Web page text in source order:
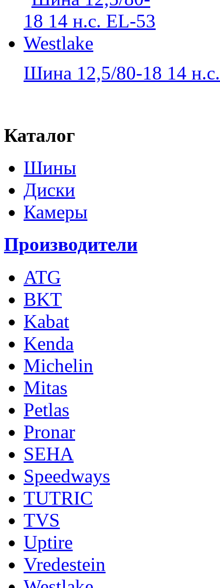
Шина 12,5/80-18 14
Каталог
Шины
Диски
Камеры
Производители
ATG
BKT
Kabat
Kenda
Michelin
Mitas
Petlas
Pronar
SEHA
Speedways
TUTRIC
TVS
Uptire
Vredestein